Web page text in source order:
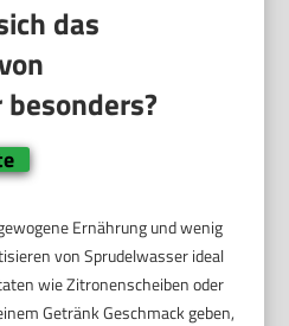
das
Ernährung und wenig
von Sprudelwasser ideal
wie Zitronenscheiben oder
Getränk Geschmack geben,